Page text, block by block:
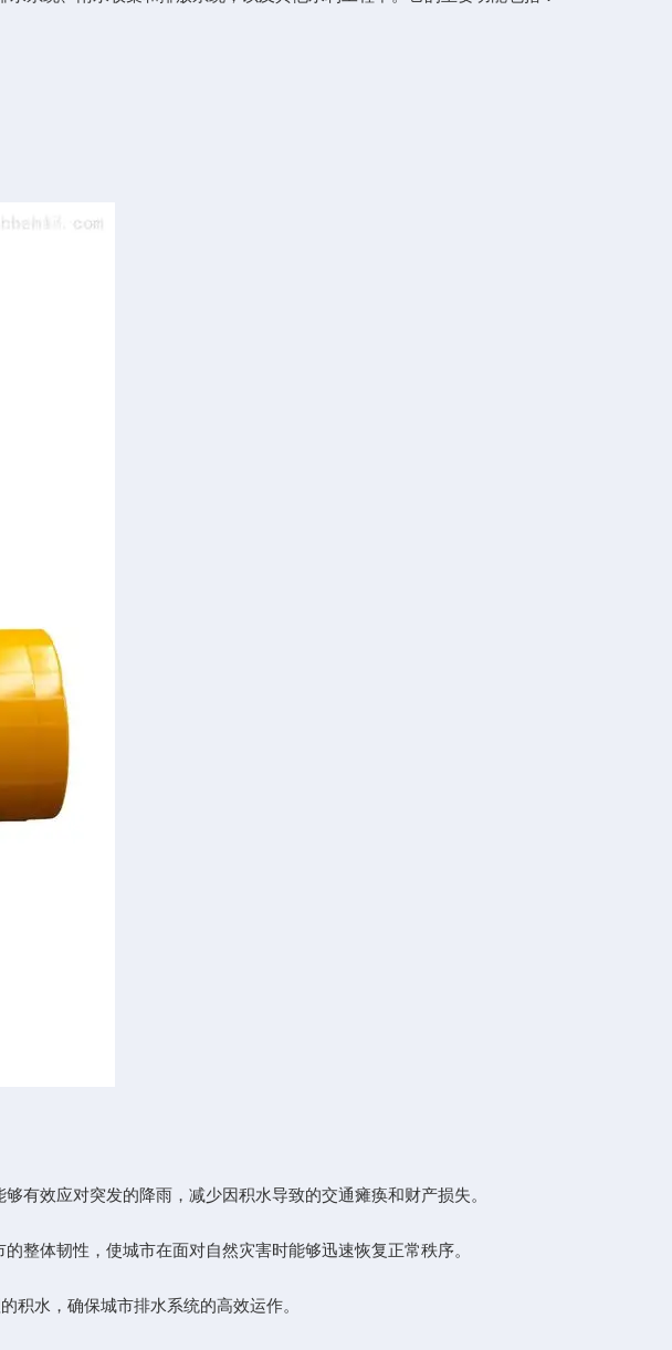
有效应对突发的降雨，减少因积水导致的交通瘫痪和财产损失。
体韧性，使城市在面对自然灾害时能够迅速恢复正常秩序。
水，确保城市排水系统的高效运作。